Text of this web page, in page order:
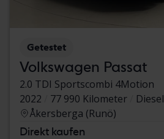
Getestet
Volkswagen Passat
2.0 TDI Sportscombi 4Motion
2022
77 990 Kilometer
Diesel
Åkersberga (Runö)
Direkt kaufen